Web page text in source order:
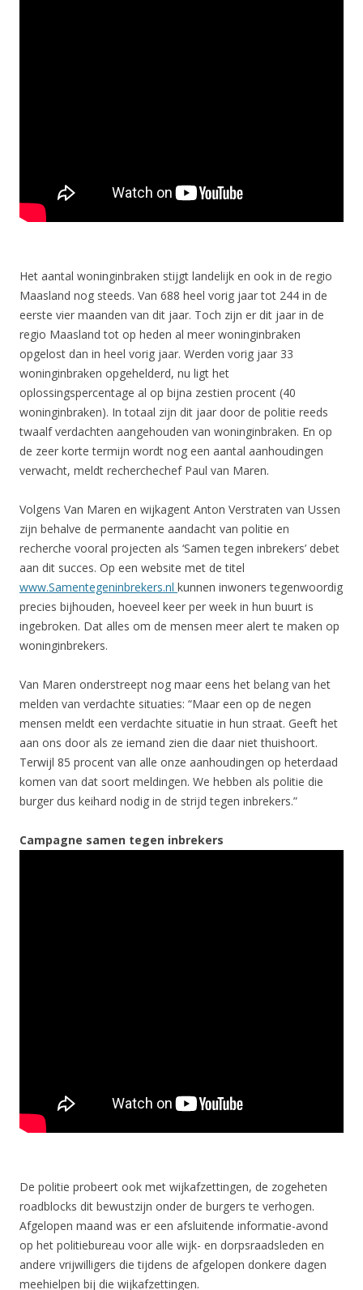
Het aantal woninginbraken stijgt landelijk en ook in de regio
Maasland nog steeds. Van 688 heel vorig jaar tot 244 in de
eerste vier maanden van dit jaar. Toch zijn er dit jaar in de
regio Maasland tot op heden al meer woninginbraken
opgelost dan in heel vorig jaar. Werden vorig jaar 33
woninginbraken opgehelderd, nu ligt het
oplossingspercentage al op bijna zestien procent (40
woninginbraken). In totaal zijn dit jaar door de politie reeds
twaalf verdachten aangehouden van woninginbraken. En op
de zeer korte termijn wordt nog een aantal aanhoudingen
verwacht, meldt recherchechef Paul van Maren.
Volgens Van Maren en wijkagent Anton Verstraten van Ussen
zijn behalve de permanente aandacht van politie en
recherche vooral projecten als ‘Samen tegen inbrekers’ debet
aan dit succes. Op een website met de titel
www.Samentegeninbrekers.nl kunnen inwoners tegenwoordig
precies bijhouden, hoeveel keer per week in hun buurt is
ingebroken. Dat alles om de mensen meer alert te maken op
woninginbrekers.
Van Maren onderstreept nog maar eens het belang van het
melden van verdachte situaties: “Maar een op de negen
mensen meldt een verdachte situatie in hun straat. Geeft het
aan ons door als ze iemand zien die daar niet thuishoort.
Terwijl 85 procent van alle onze aanhoudingen op heterdaad
komen van dat soort meldingen. We hebben als politie die
burger dus keihard nodig in de strijd tegen inbrekers.”
Campagne samen tegen inbrekers
De politie probeert ook met wijkafzettingen, de zogeheten
roadblocks dit bewustzijn onder de burgers te verhogen.
Afgelopen maand was er een afsluitende informatie-avond
op het politiebureau voor alle wijk- en dorpsraadsleden en
andere vrijwilligers die tijdens de afgelopen donkere dagen
meehielpen bij die wijkafzettingen.